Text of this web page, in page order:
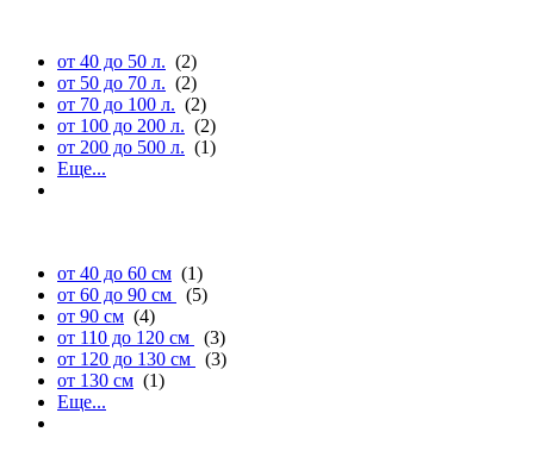
от 40 до 50 л. (2)
от 50 до 70 л. (2)
от 70 до 100 л. (2)
от 100 до 200 л. (2)
от 200 до 500 л. (1)
Еще...
от 40 до 60 см (1)
от 60 до 90 см
(5)
от 90 см (4)
от 110 до 120 см
(3)
от 120 до 130 см
(3)
от 130 см (1)
Еще...